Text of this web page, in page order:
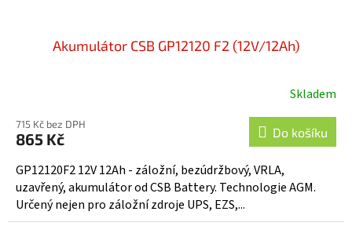
Akumulátor CSB GP12120 F2 (12V/12Ah)
produktu
je
5,0
z
5
hvězdiček.
Skladem
715 Kč bez DPH
865 Kč Do košíku
GP12120F2 12V 12Ah - záložní, bezúdržbový, VRLA,
uzavřený, akumulátor od CSB Battery. Technologie AGM.
Určený nejen pro záložní zdroje UPS, EZS,...